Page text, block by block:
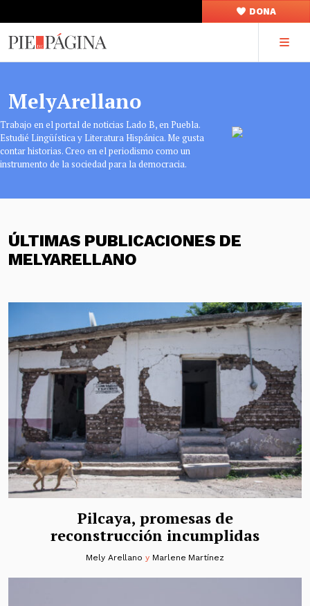
DONA
MelyArellano
Trabajo en el portal de noticias Lado B, en Puebla.
Estudié Lingüística y Literatura Hispánica. Me gusta
contar historias. Creo en el periodismo como un
instrumento de la sociedad para la democracia.
ÚLTIMAS PUBLICACIONES DE
MELYARELLANO
Pilcaya, promesas de
reconstrucción incumplidas
Mely Arellano y Marlene Martínez